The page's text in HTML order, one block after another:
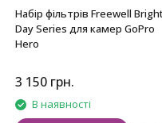
Набір фільтрів Freewell
Day Series для камер GoPro
Hero
3 150 грн.
В наявності